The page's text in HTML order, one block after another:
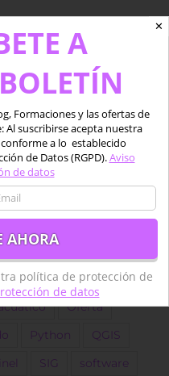
precisión
Aplicaciones
LiDAR desarrollo
GEE GIS golf
Landsat
Oferta
Python QGIS
SIG software
✕
A
Formaciones y las ofertas de
Al suscribirse acepta nuestra
a lo establecido
de Datos (RGPD).Aviso
de datos
política de protección de
de datos